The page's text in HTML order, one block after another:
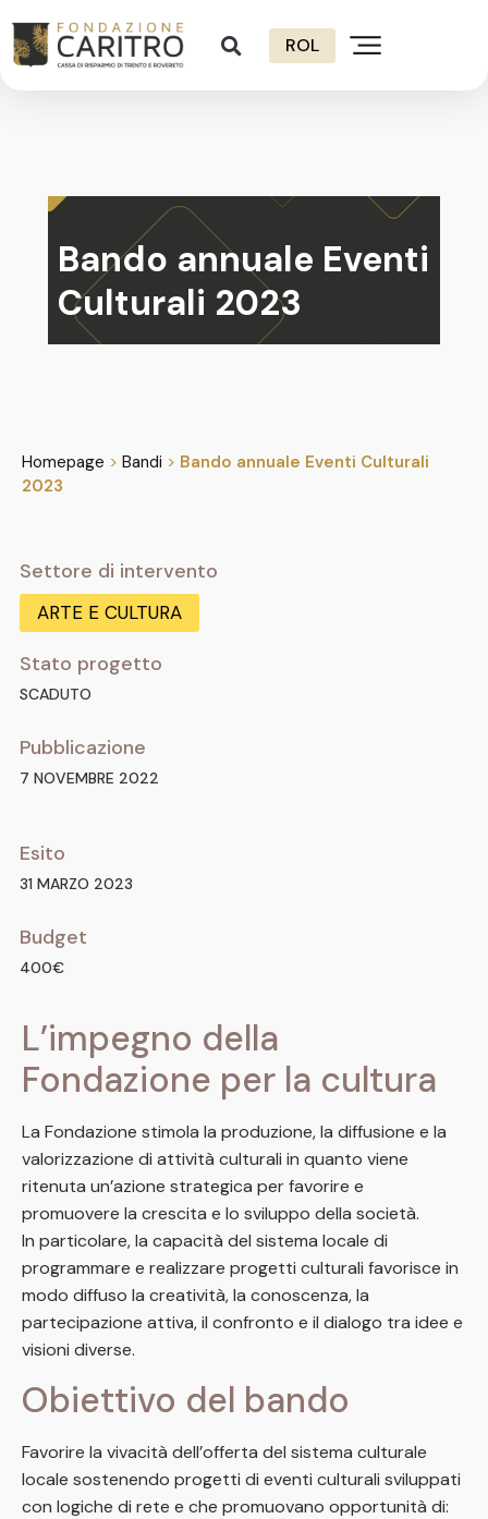
ROL
Bando annuale Eventi
Culturali 2023
Homepage > Bandi > Bando annuale Eventi Culturali
2023
Settore di intervento
ARTE E CULTURA
Stato progetto
SCADUTO
Pubblicazione
7 NOVEMBRE 2022
Esito
31 MARZO 2023
Budget
400€
L’impegno della
Fondazione per la cultura
La Fondazione stimola la produzione, la diffusione e la
valorizzazione di attività culturali in quanto viene
ritenuta un’azione strategica per favorire e
promuovere la crescita e lo sviluppo della società.
In particolare, la capacità del sistema locale di
programmare e realizzare progetti culturali favorisce in
modo diffuso la creatività, la conoscenza, la
partecipazione attiva, il confronto e il dialogo tra idee e
visioni diverse.
Obiettivo del bando
Favorire la vivacità dell’offerta del sistema culturale
locale sostenendo progetti di eventi culturali sviluppati
con logiche di rete e che promuovano opportunità di: